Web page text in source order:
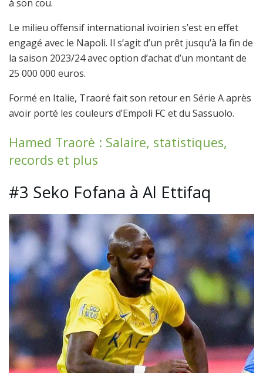
à son cou.
Le milieu offensif international ivoirien s’est en effet
engagé avec le Napoli. Il s’agit d’un prêt jusqu’à la fin de
la saison 2023/24 avec option d’achat d’un montant de
25 000 000 euros.
Formé en Italie, Traoré fait son retour en Série A après
avoir porté les couleurs d’Empoli FC et du Sassuolo.
Hamed Traorè : Salaire, statistiques,
records et plus
#3 Seko Fofana à Al Ettifaq